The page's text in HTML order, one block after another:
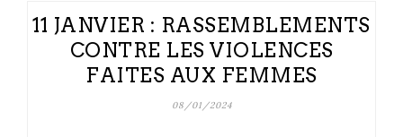
11 JANVIER : RASSEMBLEMENTS
CONTRE LES VIOLENCES
FAITES AUX FEMMES
08/01/2024